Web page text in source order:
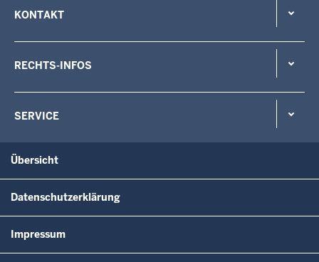
KONTAKT
RECHTS-INFOS
SERVICE
Übersicht
Datenschutzerklärung
Impressum